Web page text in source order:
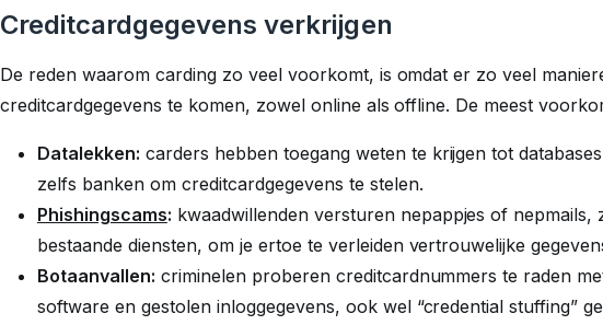
Creditcardgegevens verkrijgen
De reden waarom carding zo veel voorkomt, is omdat er zo veel
creditcardgegevens te komen, zowel online als offline. De meest
Datalekken: carders hebben toegang weten te krijgen tot
zelfs banken om creditcardgegevens te stelen.
Phishingscams: kwaadwillenden versturen nepappjes of nepmails,
bestaande diensten, om je ertoe te verleiden vertrouwelijke
Botaanvallen: criminelen proberen creditcardnummers te raden
software en gestolen inloggegevens, ook wel “credential stuffing”